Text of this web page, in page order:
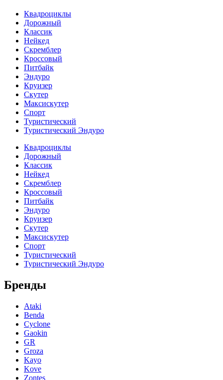
Квадроциклы
Дорожный
Классик
Нейкед
Скремблер
Кроссовый
Питбайк
Эндуро
Круизер
Скутер
Максискутер
Спорт
Туристический
Туристический Эндуро
Квадроциклы
Дорожный
Классик
Нейкед
Скремблер
Кроссовый
Питбайк
Эндуро
Круизер
Скутер
Максискутер
Спорт
Туристический
Туристический Эндуро
Бренды
Ataki
Benda
Cyclone
Gaokin
GR
Groza
Kayo
Kove
Zontes